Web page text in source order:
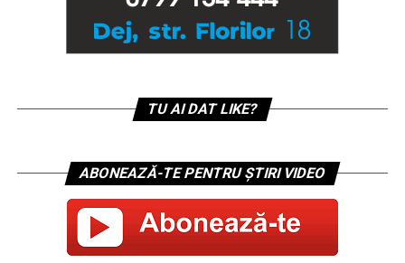
TU AI DAT LIKE?
ABONEAZĂ-TE PENTRU ȘTIRI VIDEO